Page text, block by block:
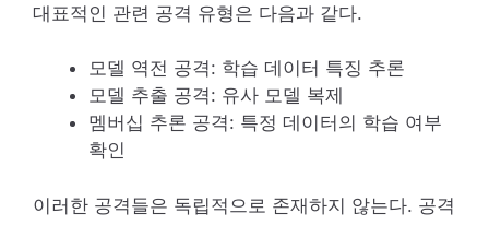
대표적인 관련 공격 유형은 다음과 같다.
모델 역전 공격: 학습 데이터 특징 추론
모델 추출 공격: 유사 모델 복제
멤버십 추론 공격: 특정 데이터의 학습 여부
확인
이러한 공격들은 독립적으로 존재하지 않는다. 공격